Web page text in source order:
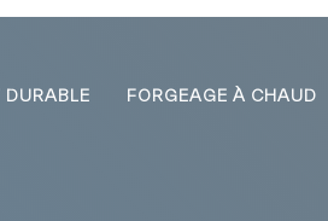
DURABLE FORGEAGE À CHAUD